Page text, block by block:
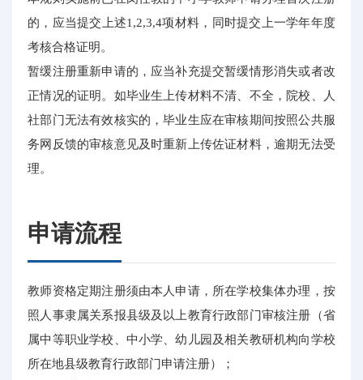
的，应当提交上述1,2,3,4项材料，同时提交上一学年年度
考核合格证明。
暂缓注册重新申请的，应当补充提交暂缓情形消失或者改
正情况的证明。如毕业生上传材料不清、不全，院校、人
社部门无法有效核实的，毕业生应在审核期间按照公共服
务网反馈的审核意见及时重新上传佐证材料，逾期无法受
理。
申请流程
教师资格定期注册须由本人申请，所在学校集体办理，按
照人事隶属关系报县级及以上教育行政部门审核注册（省
属中等职业学校、中小学、幼儿园及相关教研机构向学校
所在地县级教育行政部门申请注册）；